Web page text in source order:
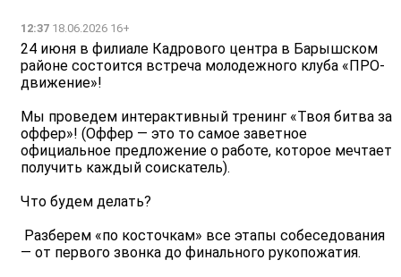
12:37 18.06.2026 16+
24 июня в филиале Кадрового центра в Барышском
районе состоится встреча молодежного клуба «ПРО-
движение»!
Мы проведем интерактивный тренинг «Твоя битва за
оффер»! (Оффер — это то самое заветное
официальное предложение о работе, которое мечтает
получить каждый соискатель).
Что будем делать?
‍ Разберем «по косточкам» все этапы собеседования
— от первого звонка до финального рукопожатия.